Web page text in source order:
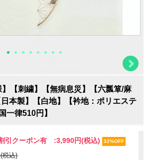
】【刺繍】【無病息災】【六瓢箪/麻
本製】【白地】【衿地：ポリエステ
一律510円】
引クーポン有 :3,990円(税込) 32%OFF
税込)